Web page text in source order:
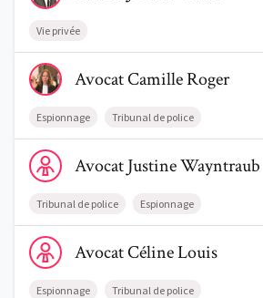
Vie privée
Voir le profil de AvocatCamille Roger
AvocatCamilleRoger
Espionnage Tribunal de police
Voir le profil de AvocatJustine Wayntraub
AvocatJustineWayntraub
Tribunal de police Espionnage
Voir le profil de AvocatCéline Louis
AvocatCélineLouis
Espionnage Tribunal de police